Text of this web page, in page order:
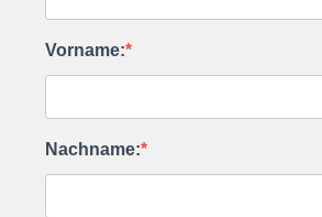
Vorname:
Nachname: